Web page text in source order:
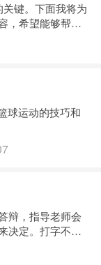
键。下面我将为
，希望能够帮到
的概率统计模
训练和培养
球运动的技巧和
辩，指导老师会
决定。打字不